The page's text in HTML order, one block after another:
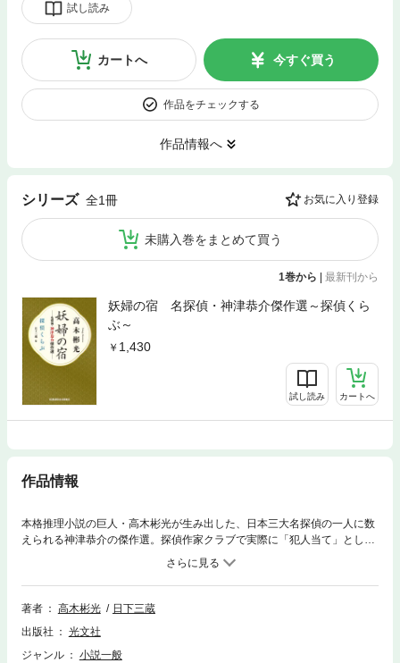
試し読み
カートへ 今すぐ買う
作品をチェックする
作品情報へ
シリーズ 全1冊 お気に入り登録
未購入巻をまとめて買う
1巻から | 最新刊から
妖婦の宿 名探偵・神津恭介傑作選～探偵くら
ぶ～
1,430
試し読み カートへ
作品情報
本格推理小説の巨人・高木彬光が生み出した、日本三大名探偵の一人に数
えられる神津恭介の傑作選。探偵作家クラブで実際に「犯人当て」として
出題された、日本の短編ミステリーのベスト10には必ず名前が挙がる密室
殺人の傑作「妖婦の宿」を筆頭に10編を収録。不滅の名探偵が快刀乱麻を
断つ、クラシックな本格ミステリーに瞠目せよ！
著者
高木彬光
日下三蔵
出版社
光文社
ジャンル
小説一般